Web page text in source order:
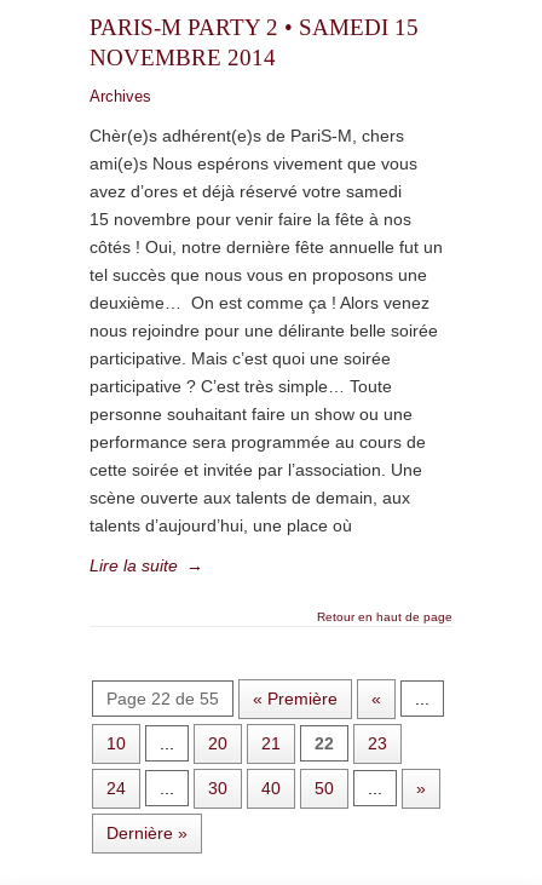
PARIS-M PARTY 2 • SAMEDI 15
NOVEMBRE 2014
Archives
Chèr(e)s adhérent(e)s de PariS-M, chers
ami(e)s Nous espérons vivement que vous
avez d’ores et déjà réservé votre samedi
15 novembre pour venir faire la fête à nos
côtés ! Oui, notre dernière fête annuelle fut un
tel succès que nous vous en proposons une
deuxième… On est comme ça ! Alors venez
nous rejoindre pour une délirante belle soirée
participative. Mais c’est quoi une soirée
participative ? C’est très simple… Toute
personne souhaitant faire un show ou une
performance sera programmée au cours de
cette soirée et invitée par l’association. Une
scène ouverte aux talents de demain, aux
talents d’aujourd’hui, une place où
Lire la suite →
Retour en haut de page
Page 22 de 55 « Première «
10 20 21 22 23
24 30 40 50 »
Dernière »